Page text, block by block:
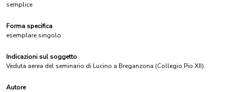
semplice
Forma specifica
esemplare singolo
Indicazioni sul soggetto
Veduta aerea del seminario di Lucino a Breganzona (Collegio Pio XII).
Autore